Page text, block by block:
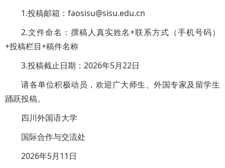
1.投稿邮箱：faosisu@sisu.edu.cn
2.文件命名：撰稿人真实姓名+联系方式（手机号码）
+投稿栏目+稿件名称
3.投稿截止日期：2026年5月22日
请各单位积极动员，欢迎广大师生、外国专家及留学生
踊跃投稿。
四川外国语大学
国际合作与交流处
2026年5月11日